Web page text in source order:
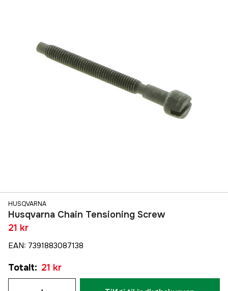
HUSQVARNA
Husqvarna Chain Tensioning Screw
21 kr
EAN: 7391883087138
Totalt: 21 kr